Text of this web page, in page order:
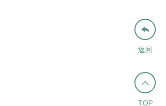

TOP

返回